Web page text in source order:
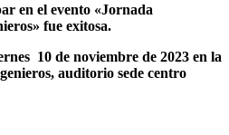
en el evento «Jornada
fue exitosa.
10 de noviembre de 2023 en la
auditorio sede centro